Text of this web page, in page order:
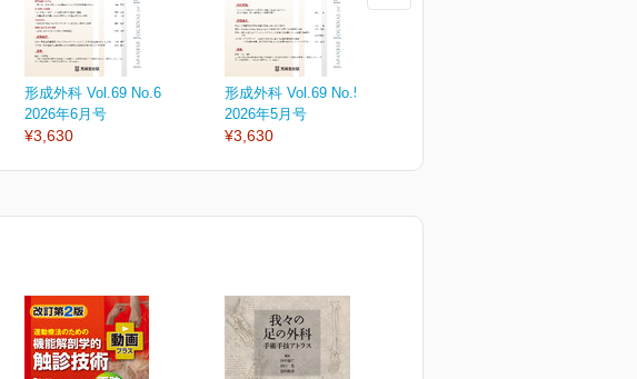
形成外科 Vol.69 No.6
2026年6月号
¥3,630
形成外科 Vol.69 No.5
2026年5月号
¥3,630